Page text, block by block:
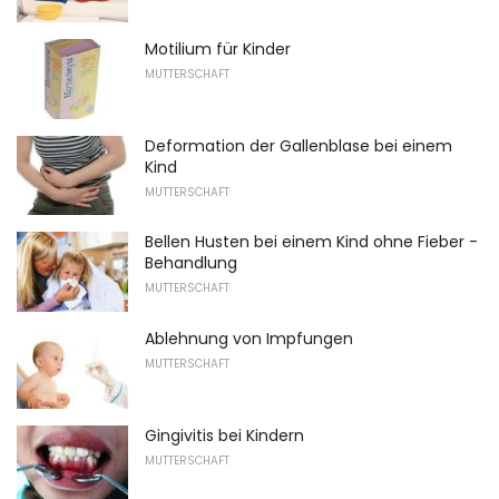
Motilium für Kinder
MUTTERSCHAFT
Deformation der Gallenblase bei einem
Kind
MUTTERSCHAFT
Bellen Husten bei einem Kind ohne Fieber -
Behandlung
MUTTERSCHAFT
Ablehnung von Impfungen
MUTTERSCHAFT
Gingivitis bei Kindern
MUTTERSCHAFT